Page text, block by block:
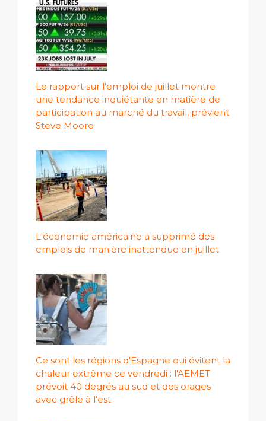
Le rapport sur l'emploi de juillet montre
une tendance inquiétante en matière de
participation au marché du travail, prévient
Steve Moore
L'économie américaine a supprimé des
emplois de manière inattendue en juillet
Ce sont les régions d'Espagne qui évitent la
chaleur extrême ce vendredi : l'AEMET
prévoit 40 degrés au sud et des orages
avec grêle à l'est